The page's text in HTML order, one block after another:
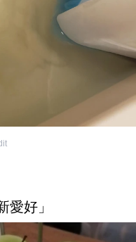
愛好」